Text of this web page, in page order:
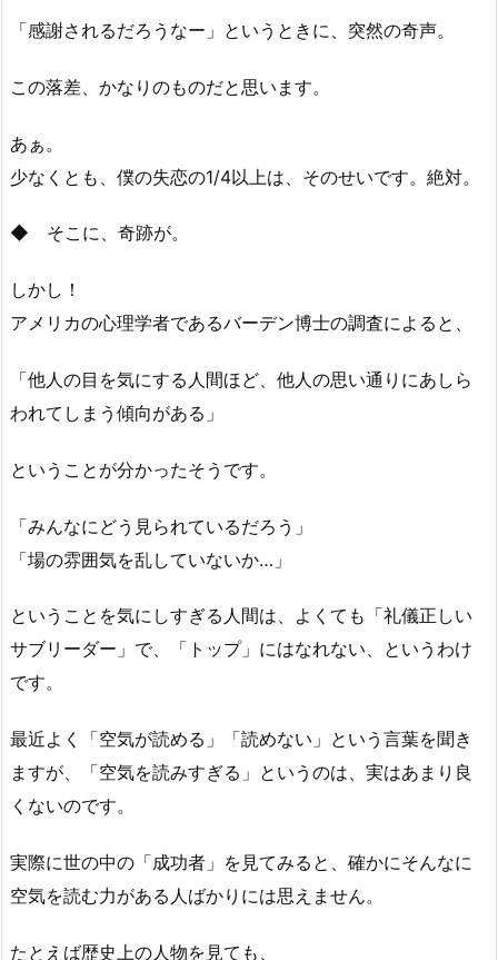
「感謝されるだろうなー」というときに、突然の奇声。
この落差、かなりのものだと思います。
あぁ。
少なくとも、僕の失恋の1/4以上は、そのせいです。絶対。
◆ そこに、奇跡が。
しかし！
アメリカの心理学者であるバーデン博士の調査によると、
「他人の目を気にする人間ほど、他人の思い通りにあしら
われてしまう傾向がある」
ということが分かったそうです。
「みんなにどう見られているだろう」
「場の雰囲気を乱していないか…」
ということを気にしすぎる人間は、よくても「礼儀正しい
サブリーダー」で、「トップ」にはなれない、というわけ
です。
最近よく「空気が読める」「読めない」という言葉を聞き
ますが、「空気を読みすぎる」というのは、実はあまり良
くないのです。
実際に世の中の「成功者」を見てみると、確かにそんなに
空気を読む力がある人ばかりには思えません。
たとえば歴史上の人物を見ても、